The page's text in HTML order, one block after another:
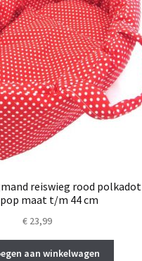
reiswieg rood polkadot
maat t/m 44 cm
€23,99
aan winkelwagen